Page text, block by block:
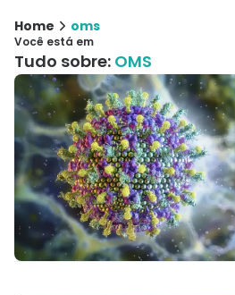
Home oms
Você está em
Tudo sobre: OMS